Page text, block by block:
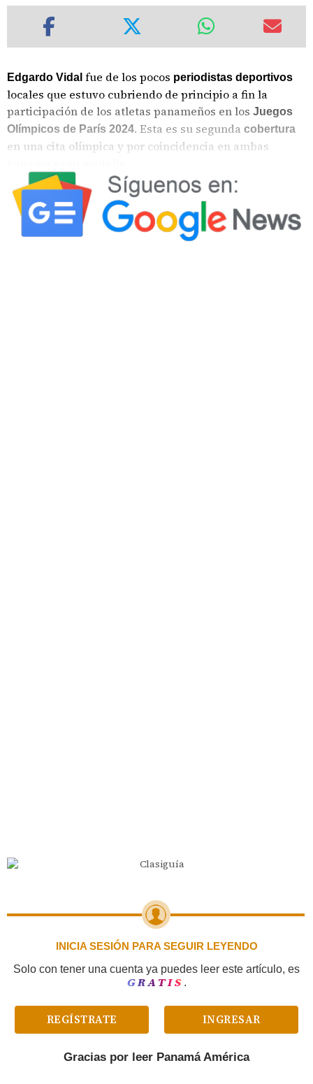
Edgardo Vidal fue de los pocos periodistas deportivos
locales que estuvo cubriendo de principio a fin la
participación de los atletas panameños en los Juegos
Olímpicos de París 2024. Esta es su segunda cobertura
en una cita olímpica y por coincidencia en ambas
INICIA SESIÓN PARA SEGUIR LEYENDO
Solo con tener una cuenta ya puedes leer este artículo, es
GRATIS .
REGÍSTRATE INGRESAR
Gracias por leer Panamá América